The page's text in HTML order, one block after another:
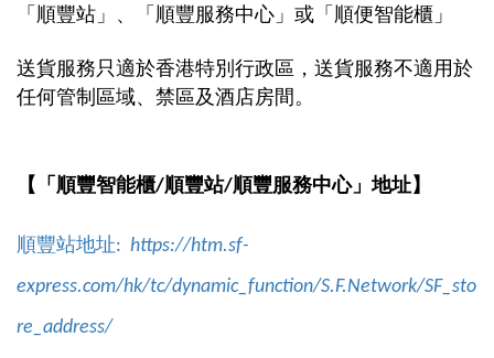
「順豐站」、「順豐服務中心」或「順便智能櫃」
送貨服務只適於香港特別行政區，送貨服務不適用於
任何管制區域、禁區及酒店房間。
【 「 順豐智能櫃/順豐站/順豐服務中心」地址】
順豐站地址: https://htm.sf-
express.com/hk/tc/dynamic_function/S.F.Network/SF_sto
re_address/